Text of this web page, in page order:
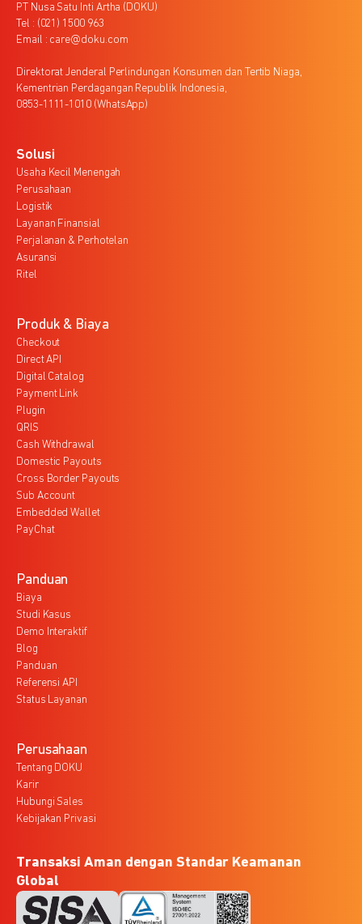
PT Nusa Satu Inti Artha (DOKU)
Tel : (021) 1500 963
Email : care@doku.com
Direktorat Jenderal Perlindungan Konsumen dan Tertib Niaga,
Kementrian Perdagangan Republik Indonesia,
0853-1111-1010 (WhatsApp)
Solusi
Usaha Kecil Menengah
Perusahaan
Logistik
Layanan Finansial
Perjalanan & Perhotelan
Asuransi
Ritel
Produk & Biaya
Checkout
Direct API
Digital Catalog
Payment Link
Plugin
QRIS
Cash Withdrawal
Domestic Payouts
Cross Border Payouts
Sub Account
Embedded Wallet
PayChat
Panduan
Biaya
Studi Kasus
Demo Interaktif
Blog
Panduan
Referensi API
Status Layanan
Perusahaan
Tentang DOKU
Karir
Hubungi Sales
Kebijakan Privasi
Transaksi Aman dengan Standar Keamanan
Global